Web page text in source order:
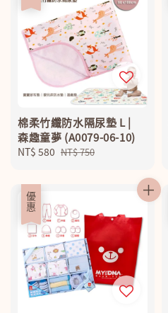
棉柔竹纖防水隔尿墊 L |
森趣童夢 (A0079-06-10)
Sale
NT$ 580 Regular
NT$ 750
優惠